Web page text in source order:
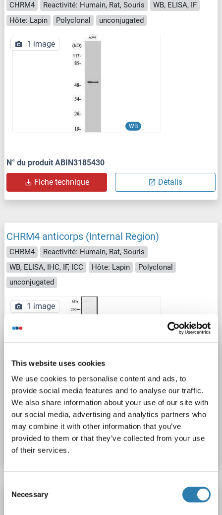
This website uses cookies
We use cookies to personalise content and ads, to
provide social media features and to analyse our traffic.
We also share information about your use of our site with
our social media, advertising and analytics partners who
may combine it with other information that you’ve
provided to them or that they’ve collected from your use
of their services.
Selection
Necessary
CHRM4 Reactivité: Humain, Rat, Souris
WB, ELISA, IF
Hôte: Lapin
Polyclonal unconjugated
WB
1 image
N° du produit ABIN3185430
Fiche technique Détails
CHRM4 anticorps (Internal Region)
CHRM4
Reactivité: Humain, Rat, Souris
WB, ELISA, IHC, IF, ICC
Hôte: Lapin
Polyclonal
unconjugated
WB
1 image
N° du produit ABIN6263046
Fiche technique Détails
CHRM4 anticorps (AA 131-230) (HRP)